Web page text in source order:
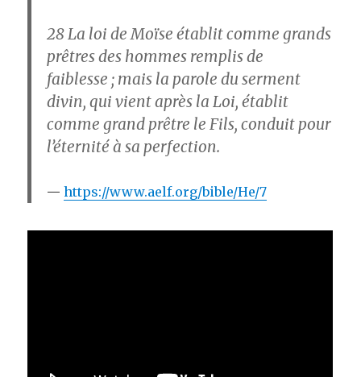
28La loi de Moïse établit comme grands
prêtres des hommes remplis de
faiblesse ; mais la parole du serment
divin, qui vient après la Loi, établit
comme grand prêtre le Fils, conduit pour
l’éternité à sa perfection.
https://www.aelf.org/bible/He/7